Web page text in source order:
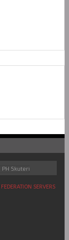
PH Skuteri
FEDERATION SERVERS